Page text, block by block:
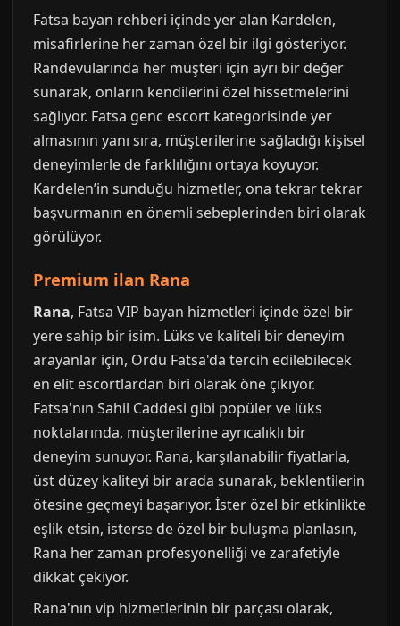
Fatsa bayan rehberi içinde yer alan Kardelen,
misafirlerine her zaman özel bir ilgi gösteriyor.
Randevularında her müşteri için ayrı bir değer
sunarak, onların kendilerini özel hissetmelerini
sağlıyor. Fatsa genc escort kategorisinde yer
almasının yanı sıra, müşterilerine sağladığı kişisel
deneyimlerle de farklılığını ortaya koyuyor.
Kardelen’in sunduğu hizmetler, ona tekrar tekrar
başvurmanın en önemli sebeplerinden biri olarak
görülüyor.
Premium ilan Rana
Rana, Fatsa VIP bayan hizmetleri içinde özel bir
yere sahip bir isim. Lüks ve kaliteli bir deneyim
arayanlar için, Ordu Fatsa'da tercih edilebilecek
en elit escortlardan biri olarak öne çıkıyor.
Fatsa'nın Sahil Caddesi gibi popüler ve lüks
noktalarında, müşterilerine ayrıcalıklı bir
deneyim sunuyor. Rana, karşılanabilir fiyatlarla,
üst düzey kaliteyi bir arada sunarak, beklentilerin
ötesine geçmeyi başarıyor. İster özel bir etkinlikte
eşlik etsin, isterse de özel bir buluşma planlasın,
Rana her zaman profesyonelliği ve zarafetiyle
dikkat çekiyor.
Rana'nın vip hizmetlerinin bir parçası olarak,